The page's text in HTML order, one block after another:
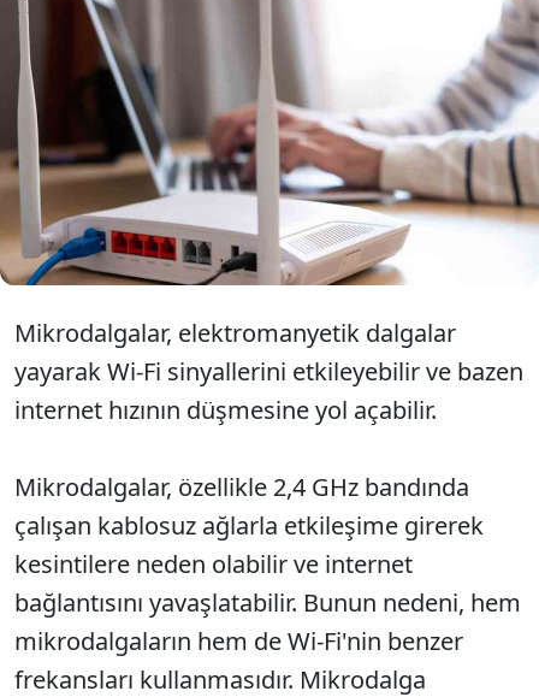
Mikrodalga fırın Türkiye'de hemen hemen
çoğu evde var. Fırının kullanım kolaylığı ve
pratikliği, onu vazgeçilmez yapsa da pek fazla
kişi mikrodalga fırınların internet bağlantısı
üzerindeki etkilerini bilmiyor.
Mikrodalgalar, elektromanyetik dalgalar
yayarak Wi-Fi sinyallerini etkileyebilir ve bazen
internet hızının düşmesine yol açabilir.
Mikrodalgalar, özellikle 2,4 GHz bandında
çalışan kablosuz ağlarla etkileşime girerek
kesintilere neden olabilir ve internet
bağlantısını yavaşlatabilir. Bunun nedeni, hem
mikrodalgaların hem de Wi-Fi'nin benzer
frekansları kullanmasıdır. Mikrodalga